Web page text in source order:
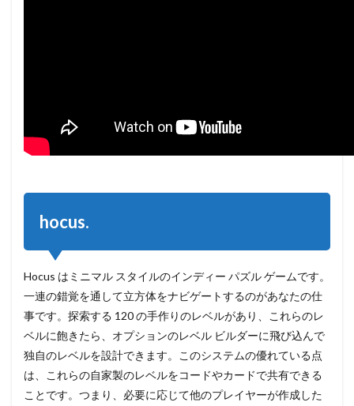
hocus.
Hocus はミニマル スタイルのインディー パズル ゲームです。
一連の錯覚を通して立方体をナビゲートするのがあなたの仕
事です。探索する 120 の手作りのレベルがあり、これらのレ
ベルに飽きたら、オプションのレベル ビルダーに飛び込んで
独自のレベルを設計できます。このシステムの優れている点
は、これらの自家製のレベルをコードやカードで共有できる
ことです。つまり、必要に応じて他のプレイヤーが作成した